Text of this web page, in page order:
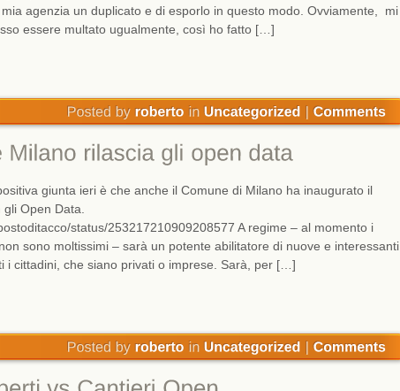
agenzia un duplicato e di esporlo in questo modo. Ovviamente, mi
essere multato ugualmente, così ho fatto […]
giunta ieri è che anche il Comune di Milano ha inaugurato il
Open Data.
status/253217210909208577 A regime – al momento i
sono moltissimi – sarà un potente abilitatore di nuove e interessanti
i cittadini, che siano privati o imprese. Sarà, per […]